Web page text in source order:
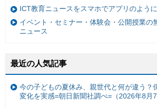
ICT教育ニュースをスマホでアプリのよう
イベント・セミナー・体験会・公開授業の
ニュース
最近の人気記事
今の子どもの夏休み、親世代と何が違う？
変化を実感=朝日新聞社調べ=（2026年8月7